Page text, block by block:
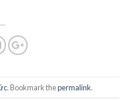
. Bookmark thepermalink.